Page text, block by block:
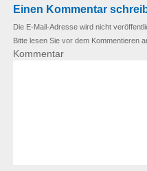
Einen Kommentar
Die E-Mail-Adresse wird nicht
Bitte lesen Sie vor dem Kommentieren
Kommentar